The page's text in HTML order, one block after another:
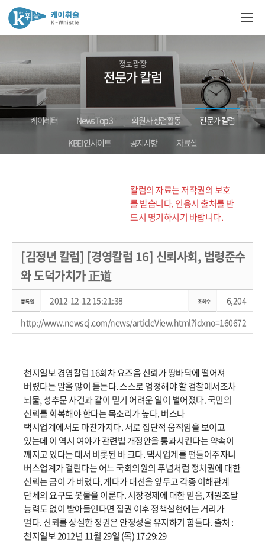
정보광장
전문가 칼럼
케이레터 News Top 3 회원사 청렴활동
전문가 칼럼
KBEI 인사이트
공지사항 자료실
칼럼의 자료는 저작권의 보호
를 받습니다. 인용시 출처를 반
드시 명기하시기 바랍니다.
[김정년 칼럼] [경영칼럼 16] 신뢰사회, 법령준수
와 도덕가치가 正道
2012-12-12 15:21:38
6,204
http://www.newscj.com/news/articleView.html?idxno=160672
천지일보 경영칼럼 16회차 요즈음 신뢰가 땅바닥에 떨어져
버렸다는 말을 많이 듣는다. 스스로 엄정해야 할 검찰에서조차
뇌물, 성추문 사건과 같이 믿기 어려운 일이 벌어졌다. 국민의
신뢰를 회복해야 한다는 목소리가 높다. 버스나
택시업계에서도 마찬가지다. 서로 집단적 움직임을 보이고
있는데 이 역시 여야가 관련법 개정안을 통과시킨다는 약속이
깨지고 있다는 데서 비롯된 바 크다. 택시업계를 편들어주자니
버스업계가 걸린다는 어느 국회의원의 푸념처럼 정치권에 대한
신뢰는 금이 가 버렸다. 게다가 대선을 앞두고 각종 이해관계
단체의 요구도 봇물을 이룬다. 시장경제에 대한 믿음, 재원조달
능력도 없이 받아들인다면 집권 이후 정책실현에는 거리가
멀다. 신뢰를 상실한 정권은 안정성을 유지하기 힘들다. 출처 :
천지일보 2012년 11월 29일 (목) 17:29:29